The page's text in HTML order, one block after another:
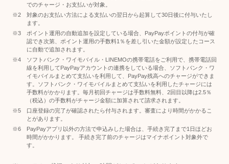
でのチャージ・お支払いが対象。
対象のお支払い方法による支払いの翌日から起算して30日後に付与いたし
ます。
ポイント運用の自動追加を設定している場合、PayPayポイントの付与が確
認でき次第、ポイント運用の手数料1％を差し引いた金額が設定したコース
に自動で追加されます。
ソフトバンク・ワイモバイル・LINEMOの携帯電話をご利用で、携帯電話回
線を利用してPayPayアカウントの連携をしている場合、ソフトバンク・ワ
イモバイルまとめて支払いを利用して、PayPay残高へのチャージができま
す。ソフトバンク・ワイモバイルまとめて支払いを利用したチャージには
手数料がかかります。毎月初回チャージは手数料無料、2回目以降は2.5％
（税込）の手数料がチャージ金額に加算されて請求されます。
口座登録の完了が確認されたら付与されます。審査により時間がかかるこ
とがあります。
PayPayアプリ以外の方法で申込みした場合は、手続き完了まで1日ほどお
時間がかかります。 手続き完了前のチャージはマイナポイント対象外で
す。